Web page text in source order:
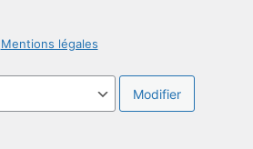
Mentions légales